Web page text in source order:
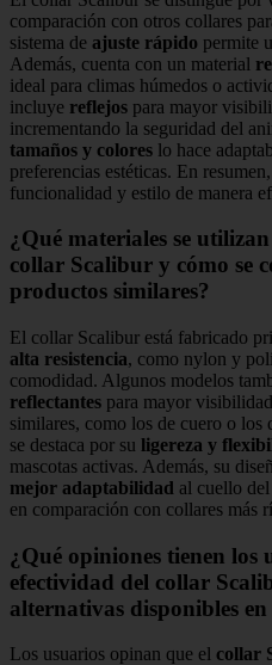
comparación con otros collares
sistema de ajuste rápido permite
Además, cuenta con un material
ideal para climas húmedos o
incluye reflejos para mayor
incrementando la seguridad del
tamaños y colores lo hace
preferencias estéticas. En
funcionalidad y estilo de manera
¿Qué materiales se
collar Scalibur y cómo se
productos similares?
El collar Scalibur está fabricado
alta resistencia, como nylon y
comodidad. Algunos modelos
reflectantes para mayor
similares, como los de cuero o los
se destaca por su ligereza y
mascotas activas. Además, su
mejor adaptabilidad al cuello
en comparación con collares más
¿Qué opiniones tienen los
efectividad del collar
alternativas disponibles en
Los usuarios opinan que el collar